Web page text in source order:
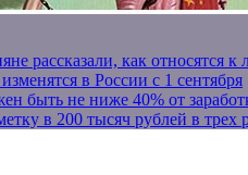
рассказали, как относятся
в России с 1 сентября
быть не ниже 40% от
в 200 тысяч рублей в трех